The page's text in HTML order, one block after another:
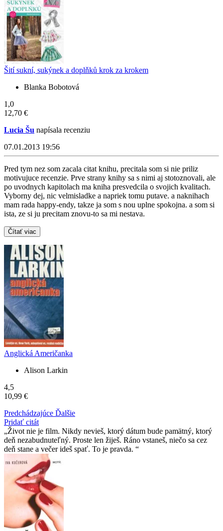
Šití sukní, sukýnek a doplňků krok za krokem
Blanka Bobotová
1,0
12,70 €
Lucia Šu napísala recenziu
07.01.2013 19:56
Pred tym nez som zacala citat knihu, precitala som si nie priliz
motivujuce recenzie. Prve strany knihy sa s nimi aj stotoznovali, ale
po uvodnych kapitolach ma kniha presvedcila o svojich kvalitach.
Vyborny dej, nic velmisladke a napriek tomu putave. a naknihach
mam rada happy-endy, takze ja som s nou uplne spokojna. a som si
ista, ze si ju precitam znovu-to sa mi nestava.
Čítať viac
Anglická Američanka
Alison Larkin
4,5
10,99 €
Predchádzajúce Ďalšie
Pridať citát
Život nie je film. Nikdy nevieš, ktorý dátum bude pamätný, ktorý
deň nezabudnuteľný. Proste len žiješ. Ráno vstaneš, niečo sa cez
deň stane a večer ideš spať. To je pravda.